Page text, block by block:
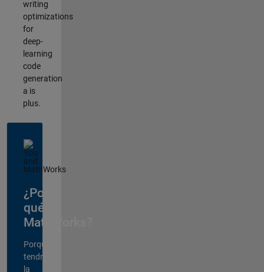
writing
optimizations
for
deep-
learning
code
generation
a is
plus.
¿Por
qué
MathWorks?
Porque
tendrá
la